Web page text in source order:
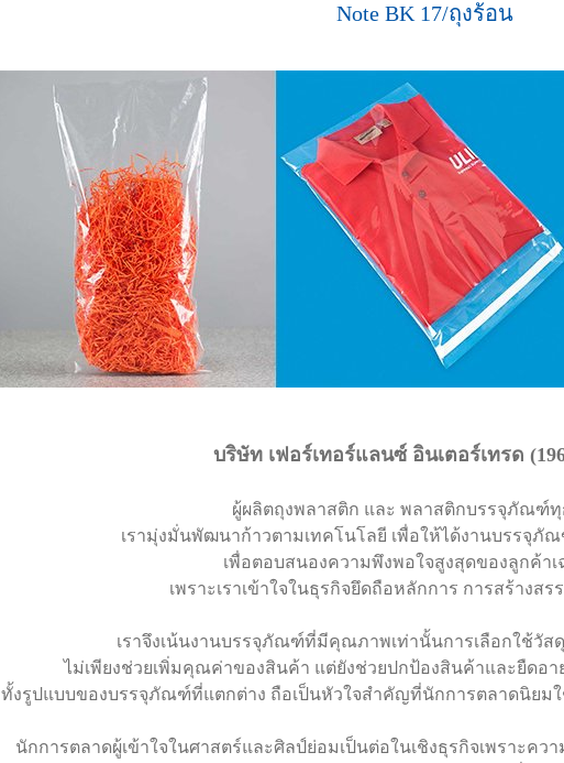
Note BK 17/ถุงร้อน
บริษัท เฟอร์เทอร์แลนซ์ อินเตอร์เทรด
ผู้ผลิตถุงพลาสติก และ พลาสติกบรรจุภัณฑ์
เรามุ่งมั่นพัฒนาก้าวตามเทคโนโลยี เพื่อให้ได้งานบรรจุภั
เพื่อตอบสนองความพึงพอใจสูงสุดของลูกค้าเ
เพราะเราเข้าใจในธุรกิจยึดถือหลักการ การสร้างสร
เราจึงเน้นงานบรรจุภัณฑ์ที่มีคุณภาพเท่านั้นการเลือกใช้วั
ไม่เพียงช่วยเพิ่มคุณค่าของสินค้า แต่ยังช่วยปกป้องสินค้าและยืดอ
ทั้งรูปแบบของบรรจุภัณฑ์ที่แตกต่าง ถือเป็นหัวใจสำคัญที่นักการตลาดนิยม
นักการตลาดผู้เข้าใจในศาสตร์และศิลป์ย่อมเป็นต่อในเชิงธุรกิจเพราะค